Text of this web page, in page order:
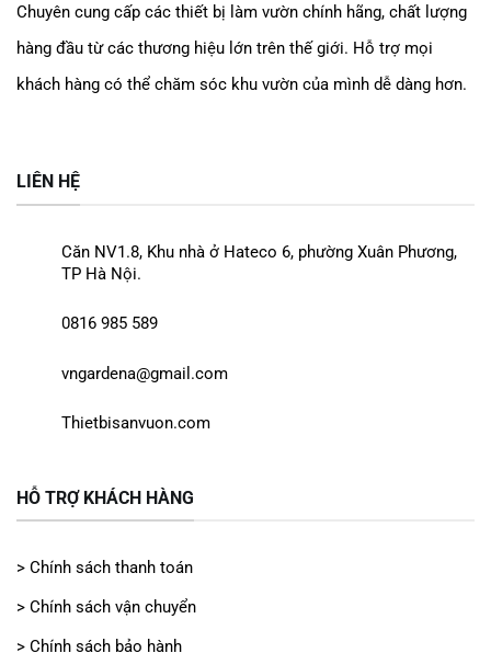
Chuyên cung cấp các thiết bị làm vườn chính hãng, chất lượng
hàng đầu từ các thương hiệu lớn trên thế giới. Hỗ trợ mọi
khách hàng có thể chăm sóc khu vườn của mình dễ dàng hơn.
LIÊN HỆ
Căn NV1.8, Khu nhà ở Hateco 6, phường Xuân Phương,
TP Hà Nội.
0816 985 589
vngardena@gmail.com
Thietbisanvuon.com
HỖ TRỢ KHÁCH HÀNG
> Chính sách thanh toán
> Chính sách vận chuyển
> Chính sách bảo hành